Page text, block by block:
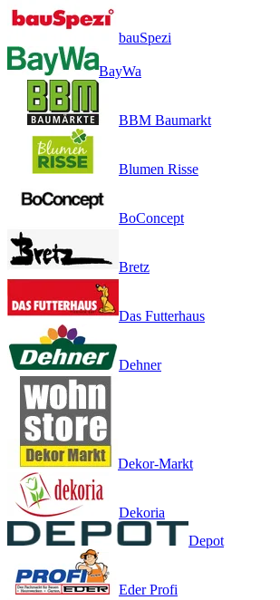
bauSpezi
BayWa
BBM Baumarkt
Blumen Risse
BoConcept
Bretz
Das Futterhaus
Dehner
Dekor-Markt
Dekoria
Depot
Eder Profi